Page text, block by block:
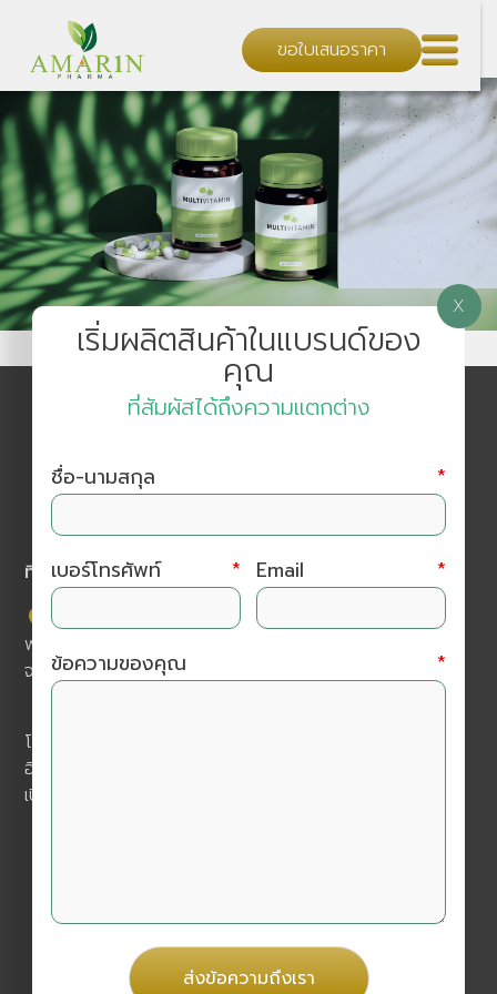
ขอใบเสนอราคา
เริ่มผลิตสินค้าในแบรนด์ของ
คุณ
ที่สัมผัสได้ถึงความแตกต่าง
ชื่อ-นามสกุล *
เบอร์โทรศัพท์ * Email *
ข้อความของคุณ *
ส่งข้อความถึงเรา
X
ที่อยู่ติดต่อเรา
บริษัท อมรินทร์ ฟาร์มา (ประเทศไทย) จำกัด โครงการ เค
พาร์ค เลขที่ 111/21 ม.2 ต.หนองหอย อ.เมืองเชียงใหม่
จ.เชียงใหม่ 50000
โทร :
อีเมล :
เปิดบริการทุกวันจันทร์ - วันเสาร์ 9.00 -18.00 น.
@amarinpharma